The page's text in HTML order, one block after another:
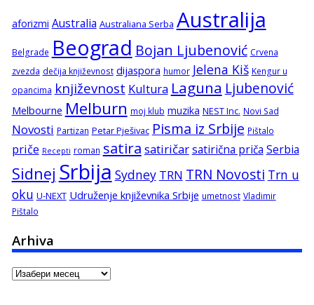
aforizmi Australia Australiana Serba Australija
Belgrade Beograd Bojan Ljubenović Crvena
zvezda dečija književnost dijaspora humor Jelena Kiš Kengur u
opancima književnost Kultura Laguna Ljubenović
Melbourne Melburn moj klub muzika NEST Inc. Novi Sad
Novosti Partizan Petar Pješivac Pisma iz Srbije Pištalo
priče Recepti roman satira satiričarsatirična priča Serbia
Sidnej Srbija Sydney TRN TRN Novosti Trn u
oku U-NEXT Udruženje književnika Srbije umetnost Vladimir
Pištalo
Arhiva
Arhiva